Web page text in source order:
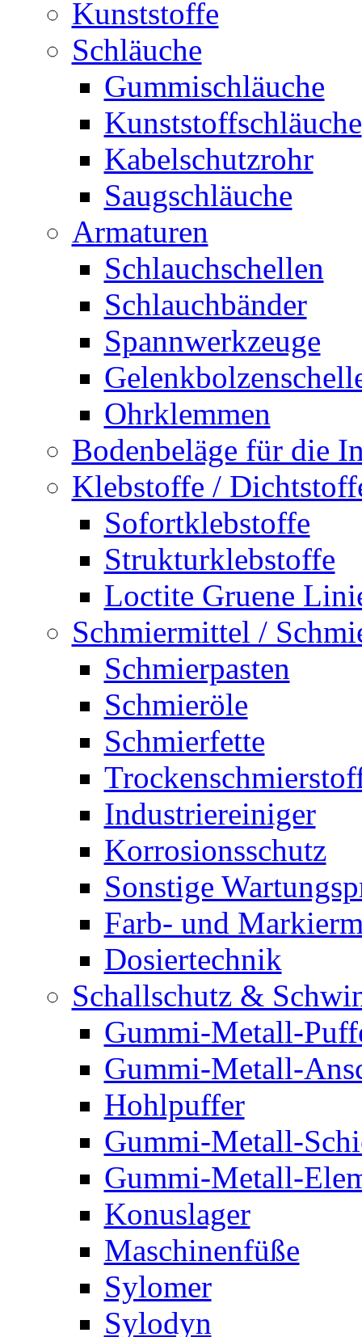
Kunststoffe
Schläuche
Gummischläuche
Kunststoffschläuche
Kabelschutzrohr
Saugschläuche
Armaturen
Schlauchschellen
Schlauchbänder
Spannwerkzeuge
Ohrklemmen
Bodenbeläge für die
Klebstoffe /
Sofortklebstoffe
Strukturklebstoffe
Loctite Gruene
Schmiermittel /
Schmierpasten
Schmieröle
Schmierfette
Industriereiniger
Korrosionsschutz
Sonstige
Farb- und
Dosiertechnik
Schallschutz &
Gummi-Metall-
Gummi-Metall-
Hohlpuffer
Gummi-Metall-
Gummi-Metall-
Konuslager
Maschinenfüße
Sylomer
Sylodyn